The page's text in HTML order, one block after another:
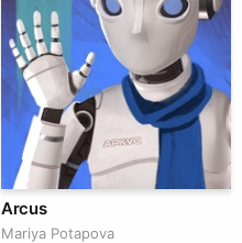
Arcus
Mariya Potapova